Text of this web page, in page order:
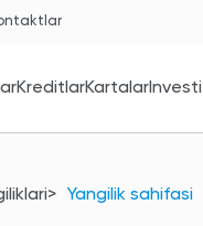
KreditlarKartalar
Yangilik sahifasi